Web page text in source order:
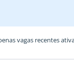
vagas recentes